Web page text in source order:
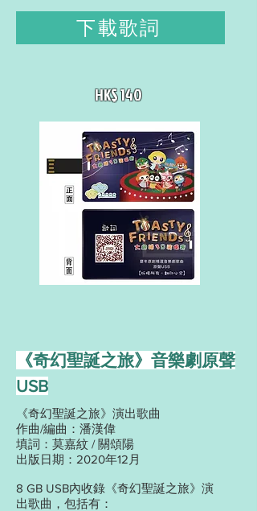
下載歌詞
HK$ 140
《奇幻聖誕之旅》音樂劇原聲
USB
《奇幻聖誕之旅》演出歌曲
作曲/編曲：潘漢偉
填詞：莫嘉紋 / 關頌陽
出版日期：2020年12月
8 GB USB內收錄《奇幻聖誕之旅》演
出歌曲，包括有：